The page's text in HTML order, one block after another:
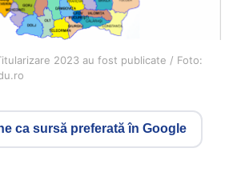
2023 au fost publicate / Foto:
ca sursă preferată în Google